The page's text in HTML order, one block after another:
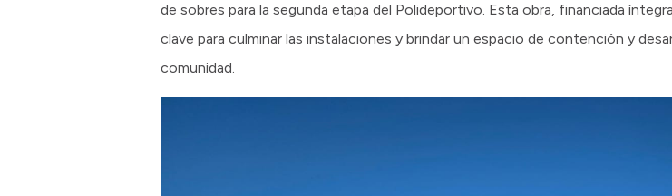
de sobres para la segunda etapa del Polideportivo. Esta obra, financiada
clave para culminar las instalaciones y brindar un espacio de contención y
comunidad.